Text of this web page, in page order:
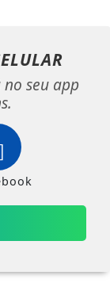
no seu app